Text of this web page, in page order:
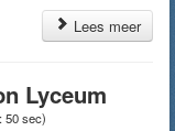
Lees meer
Lyceum
50 sec)